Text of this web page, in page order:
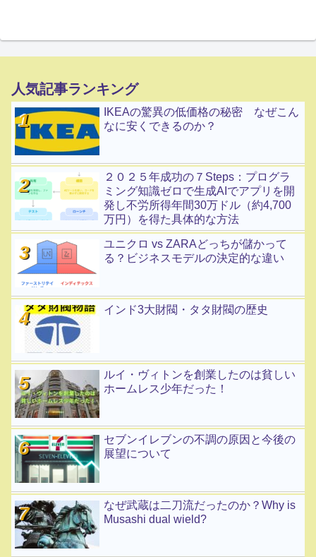
人気記事ランキング
IKEAの驚異の低価格の秘密 なぜこん
なに安くできるのか？
２０２５年成功の７Steps：プログラ
ミング知識ゼロで生成AIでアプリを開
発し不労所得年間30万ドル（約4,700
万円）を得た具体的な方法
ユニクロ vs ZARAどっちが儲かって
る？ビジネスモデルの決定的な違い
インド3大財閥・タタ財閥の歴史
ルイ・ヴィトンを創業したのは貧しい
ホームレス少年だった！
セブンイレブンの不調の原因と今後の
展望について
なぜ武蔵は二刀流だったのか？Why is
Musashi dual wield?